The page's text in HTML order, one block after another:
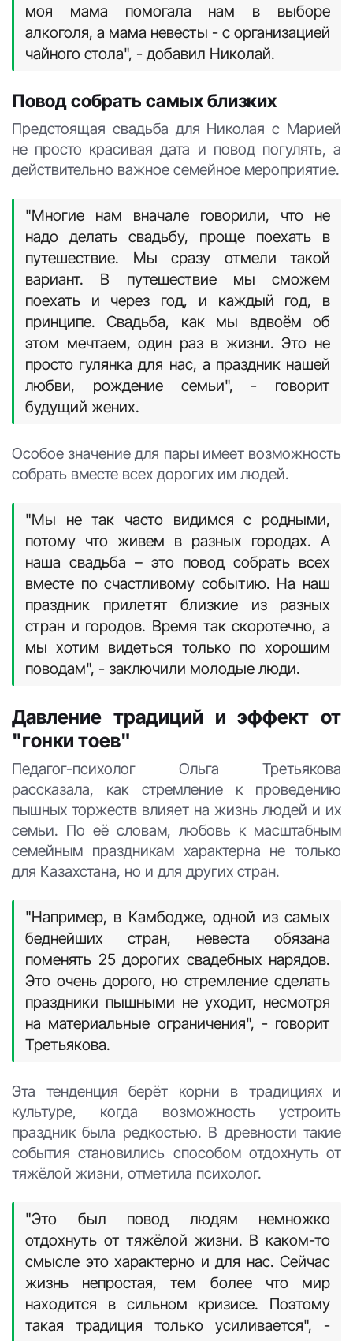
моя мама помогала нам в выборе
алкоголя, а мама невесты - с организацией
чайного стола", - добавил Николай.
Повод собрать самых близких
Предстоящая свадьба для Николая с Марией
не просто красивая дата и повод погулять, а
действительно важное семейное мероприятие.
"Многие нам вначале говорили, что не
надо делать свадьбу, проще поехать в
путешествие. Мы сразу отмели такой
вариант. В путешествие мы сможем
поехать и через год, и каждый год, в
принципе. Свадьба, как мы вдвоём об
этом мечтаем, один раз в жизни. Это не
просто гулянка для нас, а праздник нашей
любви, рождение семьи", - говорит
будущий жених.
Особое значение для пары имеет возможность
собрать вместе всех дорогих им людей.
"Мы не так часто видимся с родными,
потому что живем в разных городах. А
наша свадьба – это повод собрать всех
вместе по счастливому событию. На наш
праздник прилетят близкие из разных
стран и городов. Время так скоротечно, а
мы хотим видеться только по хорошим
поводам", - заключили молодые люди.
Давление традиций и эффект от
"гонки тоев"
Педагог-психолог Ольга Третьякова
рассказала, как стремление к проведению
пышных торжеств влияет на жизнь людей и их
семьи. По её словам, любовь к масштабным
семейным праздникам характерна не только
для Казахстана, но и для других стран.
"Например, в Камбодже, одной из самых
беднейших стран, невеста обязана
поменять 25 дорогих свадебных нарядов.
Это очень дорого, но стремление сделать
праздники пышными не уходит, несмотря
на материальные ограничения", - говорит
Третьякова.
Эта тенденция берёт корни в традициях и
культуре, когда возможность устроить
праздник была редкостью. В древности такие
события становились способом отдохнуть от
тяжёлой жизни, отметила психолог.
"Это был повод людям немножко
отдохнуть от тяжёлой жизни. В каком-то
смысле это характерно и для нас. Сейчас
жизнь непростая, тем более что мир
находится в сильном кризисе. Поэтому
такая традиция только усиливается", -